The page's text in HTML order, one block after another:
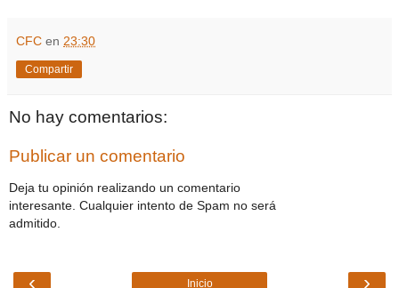
CFC en 23:30
Compartir
No hay comentarios:
Publicar un comentario
Deja tu opinión realizando un comentario
interesante. Cualquier intento de Spam no será
admitido.
‹ ›
Inicio